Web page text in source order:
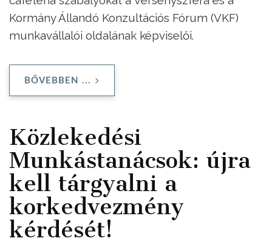
Kormány Állandó Konzultációs Fórum (VKF)
munkavállalói oldalának képviselői.
BŐVEBBEN ...
Közlekedési
Munkástanácsok: újra
kell tárgyalni a
korkedvezmény
kérdését!